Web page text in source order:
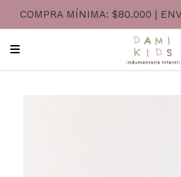
COMPRA MÍNIMA: $80.000 |